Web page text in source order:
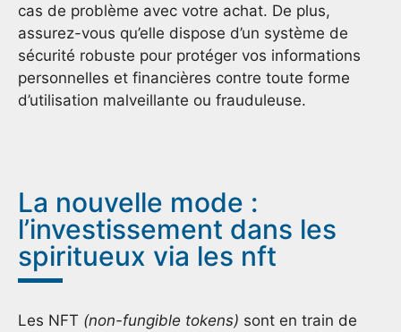
cas de problème avec votre achat. De plus,
assurez-vous qu’elle dispose d’un système de
sécurité robuste pour protéger vos informations
personnelles et financières contre toute forme
d’utilisation malveillante ou frauduleuse.
La nouvelle mode :
l’investissement dans les
spiritueux via les nft
Les NFT (non-fungible tokens) sont en train de